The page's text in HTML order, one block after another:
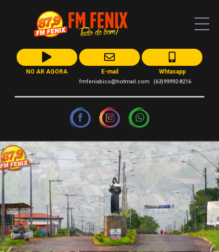
NO AR AGORA E-mail
fmfenixbico@hotmail.com
Whtasapp
(63)99992-8216